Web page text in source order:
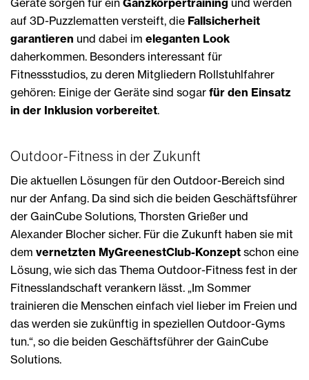
auf 3D-Puzzlematten versteift, die Fallsicherheit
garantieren und dabei im eleganten Look
daherkommen. Besonders interessant für
Fitnessstudios, zu deren Mitgliedern Rollstuhlfahrer
gehören: Einige der Geräte sind sogar für den Einsatz
in der Inklusion vorbereitet.
Outdoor-Fitness in der Zukunft
Die aktuellen Lösungen für den Outdoor-Bereich sind
nur der Anfang. Da sind sich die beiden Geschäftsführer
der GainCube Solutions, Thorsten Grießer und
Alexander Blocher sicher. Für die Zukunft haben sie mit
dem vernetzten MyGreenestClub-Konzept schon eine
Lösung, wie sich das Thema Outdoor-Fitness fest in der
Fitnesslandschaft verankern lässt. „Im Sommer
trainieren die Menschen einfach viel lieber im Freien und
das werden sie zukünftig in speziellen Outdoor-Gyms
tun.“, so die beiden Geschäftsführer der GainCube
Solutions.